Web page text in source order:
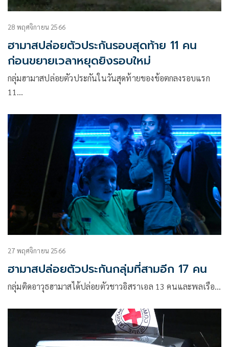
28 พฤศจิกายน 2566
ฮามาสปล่อยตัวประกันรอบสุดท้าย 11 คน
ก่อนขยายเวลาหยุดยิงรอบใหม่
กลุ่มฮามาสปล่อยตัวประกันในวันสุดท้ายของข้อตกลงรอบแรก
11…
27 พฤศจิกายน 2566
ฮามาสปล่อยตัวประกันกลุ่มที่สามอีก 17 คน
กลุ่มติดอาวุธฮามาสได้ปล่อยตัวชาวอิสราเอล 13 คนและพลเรือ…